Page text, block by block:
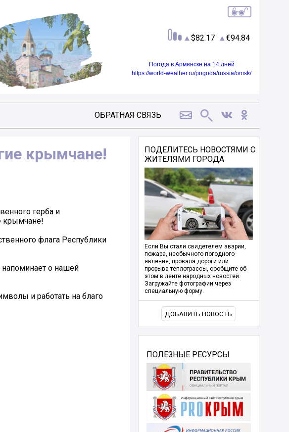
82.17 94.84
Погода в Армянске на 14 дней
https://world-weather.ru/pogoda/russia/omsk/
ОБРАТНАЯ СВЯЗЬ
крымчане!
герба и
крымчане!
флага Республики
о нашей
и работать на благо
ПОДЕЛИТЕСЬ НОВОСТЯМИ С
ЖИТЕЛЯМИ ГОРОДА
Если Вы стали свидетелем аварии,
пожара, необычного погодного
явления, провала дороги или
прорыва теплотрассы, сообщите об
этом в ленте народных новостей.
Загружайте фотографии через
специальную форму.
ДОБАВИТЬ НОВОСТЬ
ПОЛЕЗНЫЕ РЕСУРСЫ